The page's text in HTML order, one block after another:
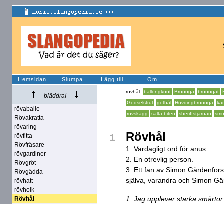
Hemsidan Slumpa Lägg till Om
bläddra!
rövaballe
Rövakratta
rövaring
rövfitta
Rövfräsare
rövgardiner
Rövgröt
Rövgädda
rövhatt
rövholk
Rövhål
rövhål: ballongknut Brunöga brunögat
Gödselstrut
göthål Hövdingbrunöga
rövskägg
salta biten sheriffstjärnan
1 Rövhål
1. Vardagligt ord för anus.
2. En otrevlig person.
3. Ett fan av Simon
själva, varandra och Simon
1. Jag upplever starka